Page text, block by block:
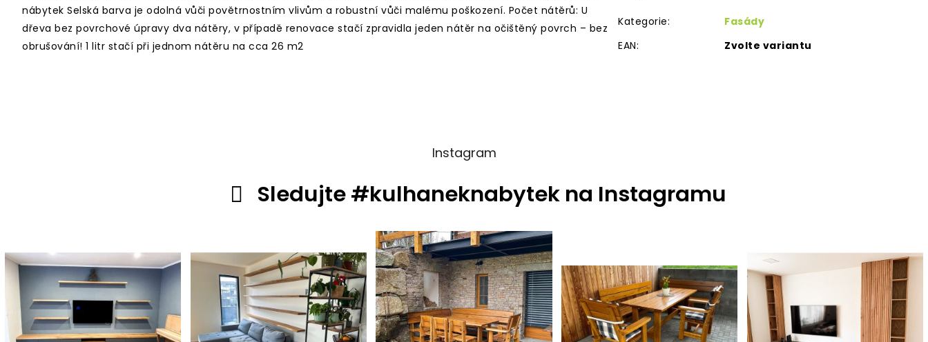
nábytek Selská barva je odolná vůči povětrnostním vlivům a robustní vůči malému poškození. Počet nátěrů: U
dřeva bez povrchové úpravy dva nátěry, v případě renovace stačí zpravidla jeden nátěr na očištěný povrch – bez
obrušování! 1 litr stačí při jednom nátěru na cca 26 m2
Kategorie:
Fasády
EAN: Zvolte variantu
Instagram
Sledujte #kulhaneknabytek na Instagramu